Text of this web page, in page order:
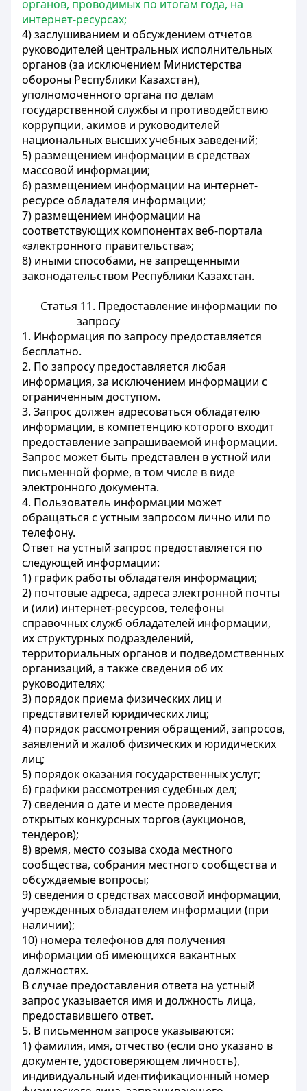
органов, проводимых по итогам года, на
интернет-ресурсах;
4) заслушиванием и обсуждением отчетов
руководителей центральных исполнительных
органов (за исключением Министерства
обороны Республики Казахстан),
уполномоченного органа по делам
государственной службы и противодействию
коррупции, акимов и руководителей
национальных высших учебных заведений;
5) размещением информации в средствах
массовой информации;
6) размещением информации на интернет-
ресурсе обладателя информации;
7) размещением информации на
соответствующих компонентах веб-портала
«электронного правительства»;
8) иными способами, не запрещенными
законодательством Республики Казахстан.
Статья 11. Предоставление информации по
запросу
1. Информация по запросу предоставляется
бесплатно.
2. По запросу предоставляется любая
информация, за исключением информации с
ограниченным доступом.
3. Запрос должен адресоваться обладателю
информации, в компетенцию которого входит
предоставление запрашиваемой информации.
Запрос может быть представлен в устной или
письменной форме, в том числе в виде
электронного документа.
4. Пользователь информации может
обращаться с устным запросом лично или по
телефону.
Ответ на устный запрос предоставляется по
следующей информации:
1) график работы обладателя информации;
2) почтовые адреса, адреса электронной почты
и (или) интернет-ресурсов, телефоны
справочных служб обладателей информации,
их структурных подразделений,
территориальных органов и подведомственных
организаций, а также сведения об их
руководителях;
3) порядок приема физических лиц и
представителей юридических лиц;
4) порядок рассмотрения обращений, запросов,
заявлений и жалоб физических и юридических
лиц;
5) порядок оказания государственных услуг;
6) графики рассмотрения судебных дел;
7) сведения о дате и месте проведения
открытых конкурсных торгов (аукционов,
тендеров);
8) время, место созыва схода местного
сообщества, собрания местного сообщества и
обсуждаемые вопросы;
9) сведения о средствах массовой информации,
учрежденных обладателем информации (при
наличии);
10) номера телефонов для получения
информации об имеющихся вакантных
должностях.
В случае предоставления ответа на устный
запрос указывается имя и должность лица,
предоставившего ответ.
5. В письменном запросе указываются:
1) фамилия, имя, отчество (если оно указано в
документе, удостоверяющем личность),
индивидуальный идентификационный номер